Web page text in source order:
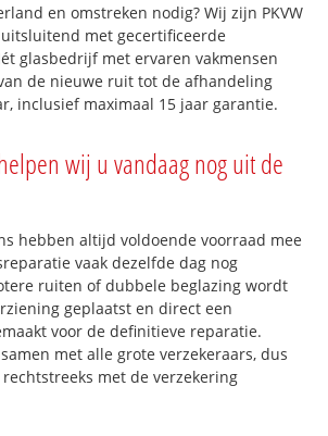
en omstreken nodig? Wij zijn PKVW
met gecertificeerde
glasbedrijf met ervaren vakmensen
de nieuwe ruit tot de afhandeling
inclusief maximaal 15 jaar garantie.
wij u vandaag nog uit de
hebben altijd voldoende voorraad mee
vaak dezelfde dag nog
ruiten of dubbele beglazing wordt
geplaatst en direct een
voor de definitieve reparatie.
met alle grote verzekeraars, dus
met de verzekering